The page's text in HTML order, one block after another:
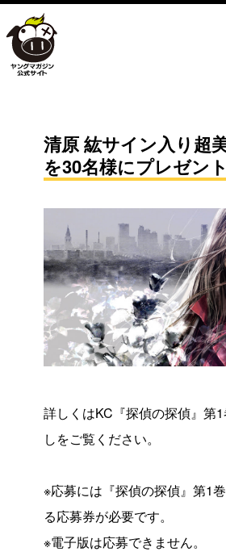
清原 紘サイン入り超
を30名様にプレゼン
詳しくはKC『探偵の探偵』第
しをご覧ください。
※応募には『探偵の探偵』第1
る応募券が必要です。
※電子版は応募できません。